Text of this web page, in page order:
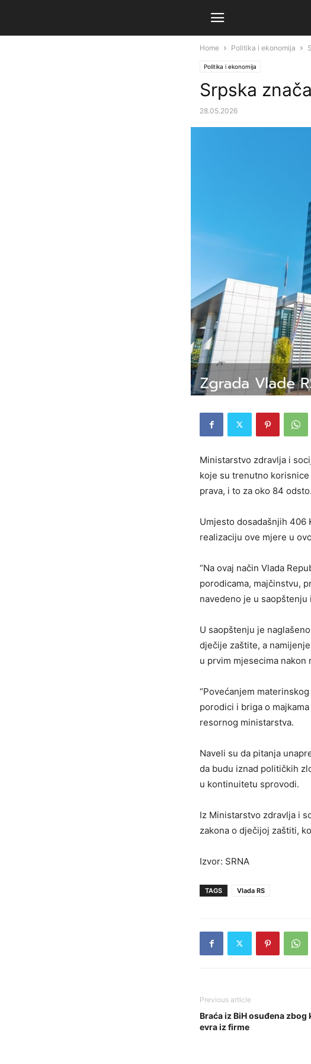
Home Politika i ekonomija
Politika i ekonomija
Srpska
28.05.2026
Ministarstvo zdravlja i
koje su trenutno
prava, i to za oko 84 odsto.
Umjesto dosadašnjih 406
realizaciju ove mjere u
“Na ovaj način Vlada
porodicama, majčinstvu,
navedeno je u saopštenju
U saopštenju je
dječije zaštite, a
u prvim mjesecima nakon
“Povećanjem
porodici i briga o
resornog ministarstva.
Naveli su da pitanja
da budu iznad političkih
u kontinuitetu sprovodi.
Iz Ministarstvo zdravlja i
zakona o dječijoj zaštiti,
Izvor: SRNA
TAGS Vlada RS
Previous article
Braća iz BiH osuđena zbog
evra iz firme